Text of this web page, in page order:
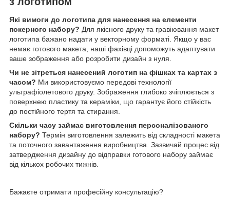
Які вимоги до логотипа для нанесення на елементи
покерного набору? Для якісного друку та гравіювання макет
логотипа бажано надати у векторному форматі. Якщо у вас
немає готового макета, наші фахівці допоможуть адаптувати
ваше зображення або розробити дизайн з нуля.
Чи не зітреться нанесений логотип на фішках та картах з
часом? Ми використовуємо передові технології
ультрафіолетового друку. Зображення глибоко зчіплюється з
поверхнею пластику та кераміки, що гарантує його стійкість
до постійного тертя та стирання.
Скільки часу займає виготовлення персоналізованого
набору? Термін виготовлення залежить від складності макета
та поточного завантаження виробництва. Зазвичай процес від
затвердження дизайну до відправки готового набору займає
від кількох робочих тижнів.
Бажаєте отримати професійну консультацію?